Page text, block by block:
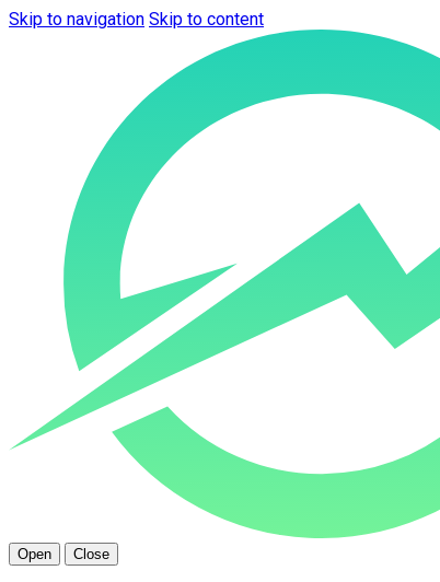
Skip to navigation Skip to content
Open Close